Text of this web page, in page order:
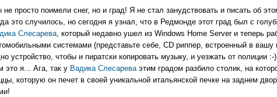
не просто поимели снег, но и град! Я не стал занудствовать и писать об
это случилось, но сегодня я узнал, что в Редмонде этот град был с
Слесарева , который недавно ушел из Windows Home Server и теперь
системами (представьте себе, CD риппер, встроенный в
устройство, чтобы и пиратски копировать музыку, и уезжать от полиции
это я... Ага, так у Вадика Слесарева этим градом разбило столик, на
которую он печет в своей уникальной итальянской печке на заднем